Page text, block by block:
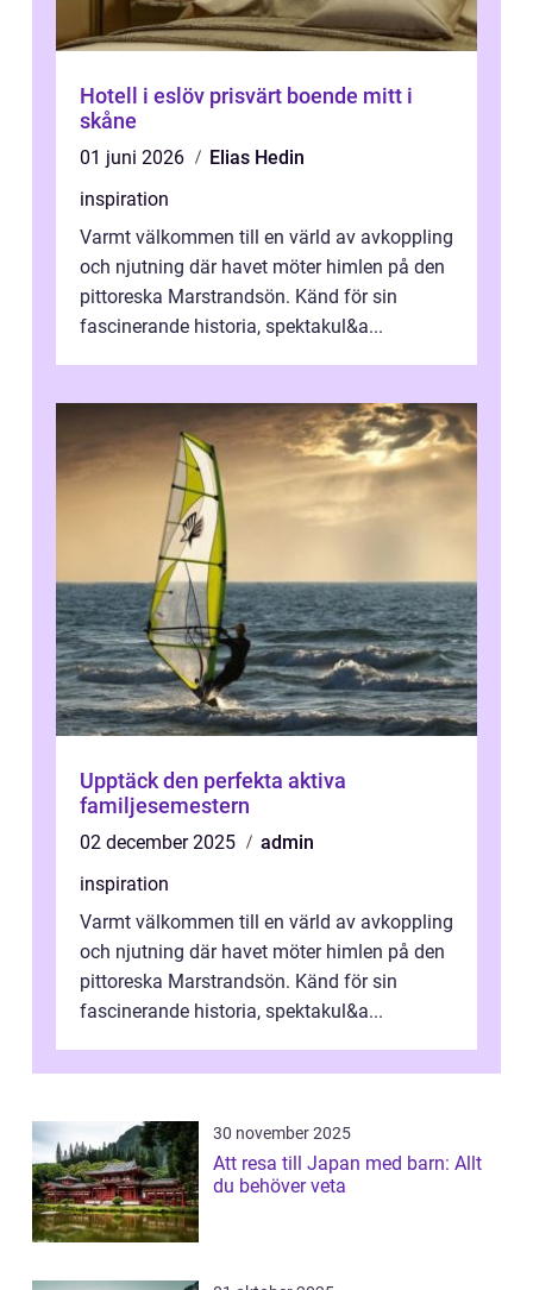
Hotell i eslöv prisvärt boende mitt i
skåne
01 juni 2026
Elias Hedin
inspiration
Varmt välkommen till en värld av avkoppling
och njutning där havet möter himlen på den
pittoreska Marstrandsön. Känd för sin
fascinerande historia, spektakul&a...
Upptäck den perfekta aktiva
familjesemestern
02 december 2025
admin
inspiration
Varmt välkommen till en värld av avkoppling
och njutning där havet möter himlen på den
pittoreska Marstrandsön. Känd för sin
fascinerande historia, spektakul&a...
30 november 2025
Att resa till Japan med barn: Allt
du behöver veta